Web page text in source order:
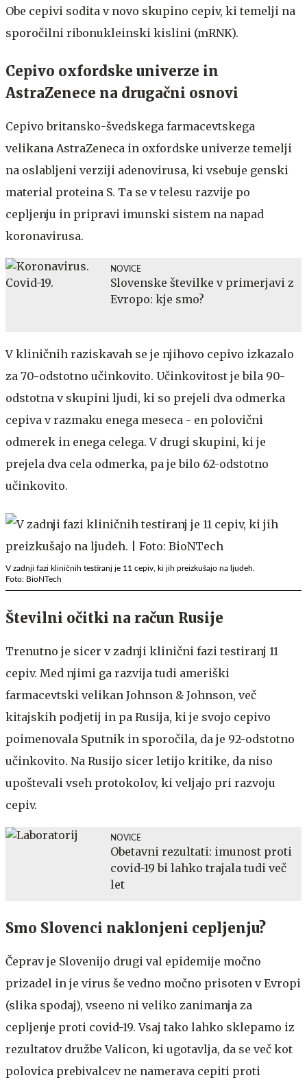
Obe cepivi sodita v novo skupino cepiv, ki temelji na
sporočilni ribonukleinski kislini (mRNK).
Cepivo oxfordske univerze in
AstraZenece na drugačni osnovi
Cepivo britansko-švedskega farmacevtskega
velikana AstraZeneca in oxfordske univerze temelji
na oslabljeni verziji adenovirusa, ki vsebuje genski
material proteina S. Ta se v telesu razvije po
cepljenju in pripravi imunski sistem na napad
koronavirusa.
NOVICE
Slovenske številke v primerjavi z
Evropo: kje smo?
V kliničnih raziskavah se je njihovo cepivo izkazalo
za 70-odstotno učinkovito. Učinkovitost je bila 90-
odstotna v skupini ljudi, ki so prejeli dva odmerka
cepiva v razmaku enega meseca - en polovični
odmerek in enega celega. V drugi skupini, ki je
prejela dva cela odmerka, pa je bilo 62-odstotno
učinkovito.
V zadnji fazi kliničnih testiranj je 11 cepiv, ki jih preizkušajo na ljudeh.
Foto: BioNTech
Številni očitki na račun Rusije
Trenutno je sicer v zadnji klinični fazi testiranj 11
cepiv. Med njimi ga razvija tudi ameriški
farmacevtski velikan Johnson & Johnson, več
kitajskih podjetij in pa Rusija, ki je svojo cepivo
poimenovala Sputnik in sporočila, da je 92-odstotno
učinkovito. Na Rusijo sicer letijo kritike, da niso
upoštevali vseh protokolov, ki veljajo pri razvoju
cepiv.
NOVICE
Obetavni rezultati: imunost proti
covid-19 bi lahko trajala tudi več
let
Smo Slovenci naklonjeni cepljenju?
Čeprav je Slovenijo drugi val epidemije močno
prizadel in je virus še vedno močno prisoten v Evropi
(slika spodaj), vseeno ni veliko zanimanja za
cepljenje proti covid-19. Vsaj tako lahko sklepamo iz
rezultatov družbe Valicon, ki ugotavlja, da se več kot
polovica prebivalcev ne namerava cepiti proti